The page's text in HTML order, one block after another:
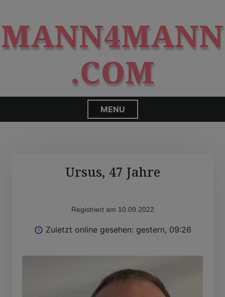
i
p
o
c
n
t
MANN4MANN
.COM
MENU
Ursus, 47 Jahre
Registriert am 10.09.2022
Zuletzt online gesehen: gestern, 09:26